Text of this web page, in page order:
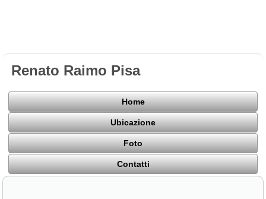
Renato Raimo Pisa
Home
Ubicazione
Foto
Contatti